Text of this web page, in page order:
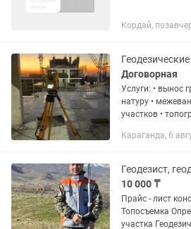
Кордай,
Договорная
Услуги: • вынос
натуру •
участков •
исполнительная
Караганда, 6
10 000 ₸
Прайс - лист
Топосъемка
участка